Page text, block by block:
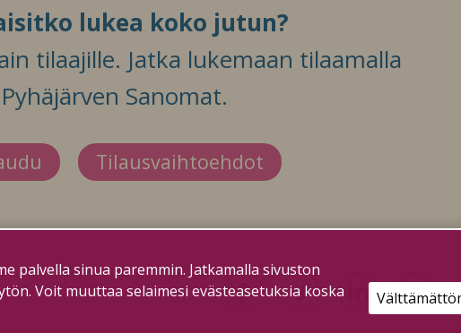
lukea koko jutun?
tilaajille. Jatka lukemaan tilaamalla
Pyhäjärven Sanomat.
Tilausvaihtoehdot
palvella sinua paremmin. Jatkamalla sivuston
Voit muuttaa selaimesi evästeasetuksia koska